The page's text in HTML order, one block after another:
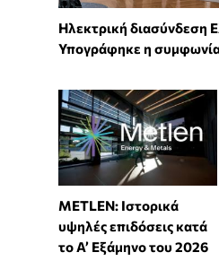
Ηλεκτρική διασύνδεση
Υπογράφηκε η
METLEN: Ιστορικά
υψηλές επιδόσεις κατά
το Α’ Εξάμηνο του 2026